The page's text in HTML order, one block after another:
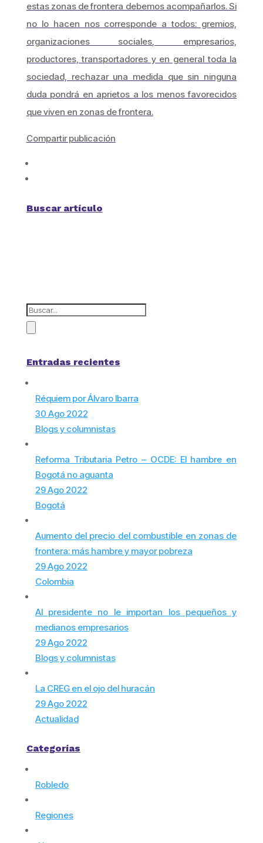
estas zonas de frontera debemos acompañarlos. Si
no lo hacen nos corresponde a todos: gremios,
organizaciones sociales, empresarios,
productores, transportadores y en general toda la
sociedad, rechazar una medida que sin ninguna
duda pondrá en aprietos a los menos favorecidos
que viven en zonas de frontera.
Compartir publicación
Buscar artículo
Entradas recientes
Réquiem por Álvaro Ibarra
30 Ago 2022
Blogs y columnistas
Reforma Tributaria Petro – OCDE: El hambre en
Bogotá no aguanta
29 Ago 2022
Bogotá
Aumento del precio del combustible en zonas de
frontera: más hambre y mayor pobreza
29 Ago 2022
Colombia
Al presidente no le importan los pequeños y
medianos empresarios
29 Ago 2022
Blogs y columnistas
La CREG en el ojo del huracán
29 Ago 2022
Actualidad
Categorías
Robledo
Regiones